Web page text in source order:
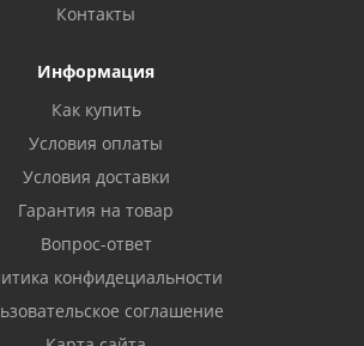
Контакты
Информация
Как купить
Условия оплаты
Условия доставки
Гарантия на товар
Вопрос-ответ
конфидециальности
соглашение